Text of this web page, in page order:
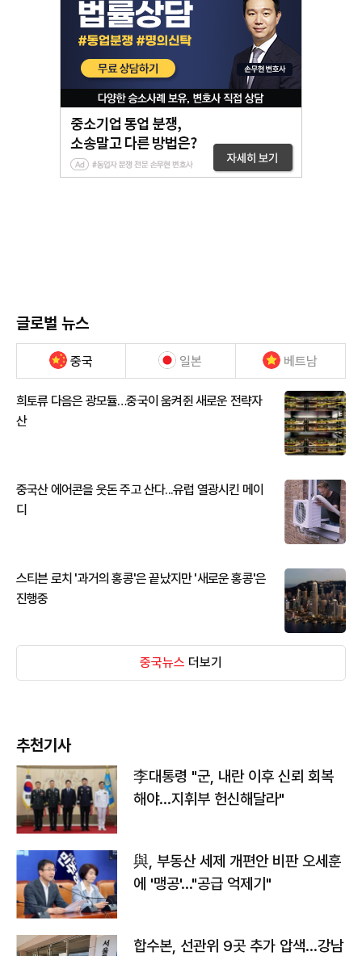
글로벌 뉴스
중국 일본 베트남
희토류 다음은 광모듈…중국이 움켜쥔 새로운 전략자
산
중국산 에어콘을 웃돈 주고 산다...유럽 열광시킨 메이
디
스티븐 로치 '과거의 홍콩'은 끝났지만 '새로운 홍콩'은
진행중
중국뉴스 더보기
추천기사
李대통령 "군, 내란 이후 신뢰 회복
해야…지휘부 헌신해달라"
與, 부동산 세제 개편안 비판 오세훈
에 '맹공'…"공급 억제기"
합수본, 선관위 9곳 추가 압색…강남